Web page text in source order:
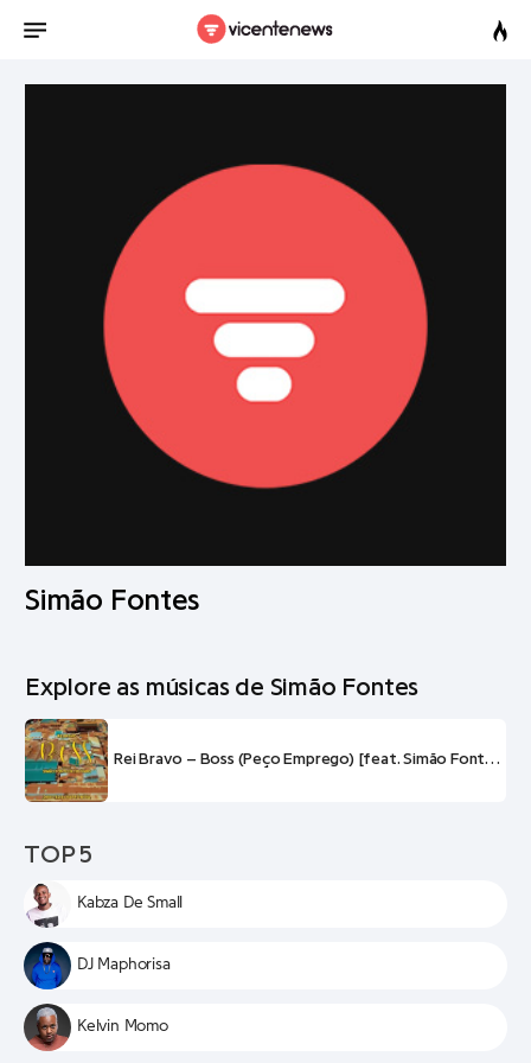
Simão Fontes
Explore as músicas de Simão Fontes
Rei Bravo – Boss (Peço Emprego) [feat. Simão Fontes e Tio Yado]
TOP 5
Kabza De Small
DJ Maphorisa
Kelvin Momo